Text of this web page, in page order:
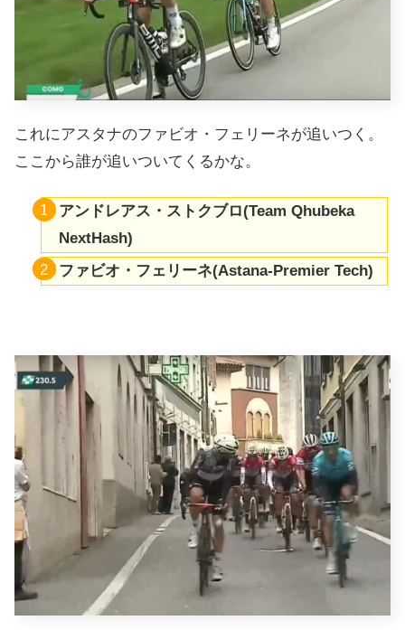
これにアスタナのファビオ・フェリーネが追いつく。
ここから誰が追いついてくるかな。
アンドレアス・ストクブロ(Team Qhubeka
NextHash)
ファビオ・フェリーネ(Astana-Premier Tech)